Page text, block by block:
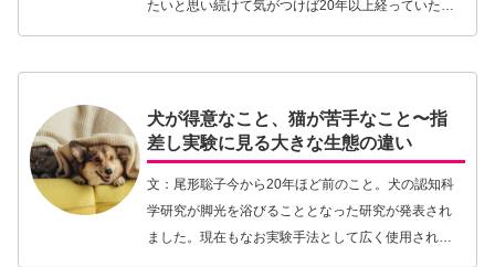
たいと思い続けて気がつけば20年以上経っていた。
実家はペット禁止の団地。母親からは「お庭がない
犬が得意なこと、猫が苦手なこと〜指
差し実験に見る大きな生態の違い
文：尾形聡子今から20年ほど前のこと。犬の認知科
学研究が脚光を浴びることとなった研究が発表され
ました。現在もなお実験手法として広く使用されて